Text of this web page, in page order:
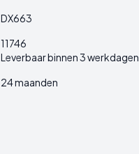
DX663
11746
Leverbaar binnen 3 werkdagen
24 maanden